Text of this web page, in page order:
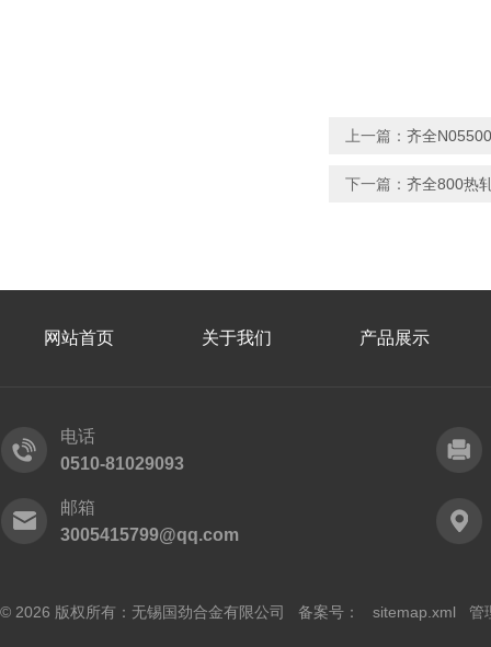
上一篇： 齐全
下一篇： 齐全800热
网站首页 关于我们 产品展示
电话
0510-81029093
邮箱
3005415799@qq.com
© 2026 版权所有：无锡国劲合金有限公司 备案号： sitemap.xml 管